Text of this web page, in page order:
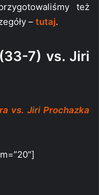
też
– tutaj.
7) vs. Jiri
vs. Jiri Prochazka